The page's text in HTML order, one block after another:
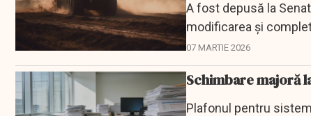
A fost depusă la
modificarea şi
fiscal.
07 MARTIE 2026
Schimbare majoră
Plafonul pentru